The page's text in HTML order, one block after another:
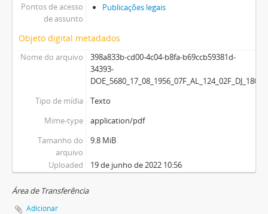
Pontos de acesso
de assunto
Publicações legais
Objeto digital metadados
Nome do arquivo
398a833b-cd00-4c04-b8fa-b69ccb59381d-
34393-
Tipo de mídia
Texto
Mime-type
application/pdf
Tamanho do
arquivo
9.8 MiB
Uploaded 19 de junho de 2022 10:56
Área de Transferência
Adicionar